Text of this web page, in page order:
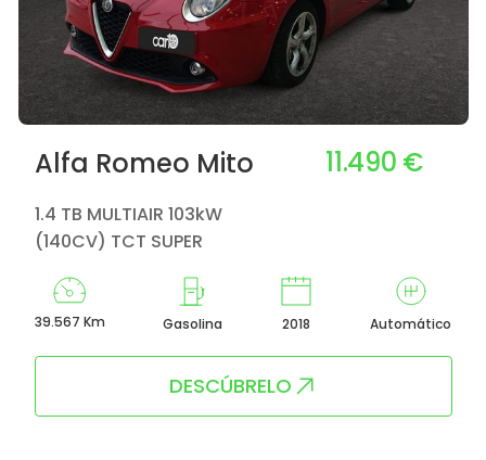
Alfa Romeo Mito
1.4 TB MULTIAIR 103kW
(140CV) TCT SUPER
11.490 €
39.567 Km Gasolina 2018 Automático
DESCÚBRELO